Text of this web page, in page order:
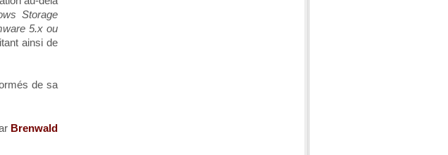
Storage
5.x ou
ainsi de
de sa
Brenwald